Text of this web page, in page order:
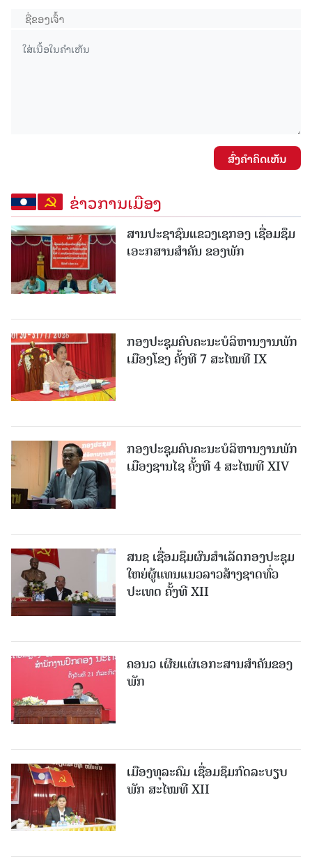
ສົ່ງຄໍາຄິດເຫັນ
ຂ່າວການເມືອງ
ສານປະຊາຊົນແຂວງເຊກອງ ເຊື່ອມຊຶມ
ເອະກສານສໍາຄັນ ຂອງພັກ
ກອງປະຊຸມຄົບຄະນະບໍລິຫານງານພັກ
ເມືອງໂຂງ ຄັ້ງທີ 7 ສະໄໝທີ IX
ກອງປະຊຸມຄົບຄະນະບໍລິຫານງານພັກ
ເມືອງຊານ​ໄຊ ຄັ້ງທີ 4 ສະໄໝທີ XIV
ສນຊ ເຊື່ອມຊຶມຜົນສໍາເລັດກອງປະຊຸມ
ໃຫຍ່ຜູ້ແທນແນວລາວສ້າງຊາດທົ່ວ
ປະເທດ ຄັ້ງທີ XII
ຄອນວ ເຜີຍແຜ່ເອກະສານສໍາຄັນຂອງ
ພັກ
ເມືອງທຸລະຄົມ ເຊື່ອມຊຶມກົດລະບຽບ
ພັກ ສະໄໝທີ XII